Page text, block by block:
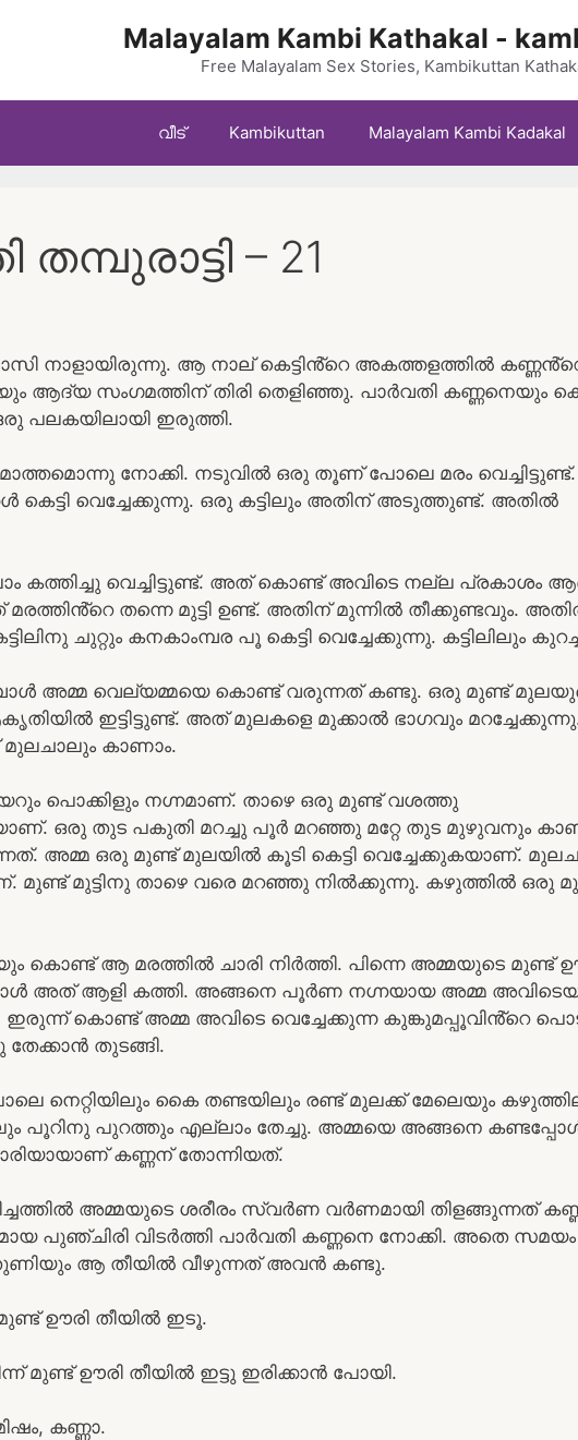
Malayalam Kambi Kathakal -
Free Malayalam Sex Stories, Kambikuttan
വീട് Kambikuttan Malayalam Kambi Kadakal
തമ്പുരാട്ടി – 21
നാളായിരുന്നു. ആ നാല് കെട്ടിൻ്റെ അകത്തളത്തിൽ
ആദ്യ സംഗമത്തിന് തിരി തെളിഞ്ഞു. പാർവതി കണ്ണനെയും
പലകയിലായി ഇരുത്തി.
നോക്കി. നടുവിൽ ഒരു തൂണ് പോലെ മരം
കെട്ടി വെച്ചേക്കുന്നു. ഒരു കട്ടിലും അതിന് അടുത്തുണ്ട്. അതിൽ
കത്തിച്ചു വെച്ചിട്ടുണ്ട്. അത് കൊണ്ട് അവിടെ നല്ല
തന്നെ മുട്ടി ഉണ്ട്. അതിന് മുന്നിൽ തീക്കുണ്ടവും.
ചുറ്റും കനകാംമ്പര പൂ കെട്ടി വെച്ചേക്കുന്നു. കട്ടിലിലും
അമ്മ വെല്യമ്മയെ കൊണ്ട് വരുന്നത് കണ്ടു. ഒരു മുണ്ട്
ഇട്ടിട്ടുണ്ട്. അത് മുലകളെ മുക്കാൽ ഭാഗവും
കാണാം.
പൊക്കിളും നഗ്നമാണ്. താഴെ ഒരു മുണ്ട് വശത്തു
ഒരു തുട പകുതി മറച്ചു പൂർ മറഞ്ഞു മറ്റേ തുട മുഴുവനും
അമ്മ ഒരു മുണ്ട് മുലയിൽ കൂടി കെട്ടി വെച്ചേക്കുകയാണ്.
മുണ്ട് മുട്ടിനു താഴെ വരെ മറഞ്ഞു നിൽക്കുന്നു. കഴുത്തിൽ ഒരു
കൊണ്ട് ആ മരത്തിൽ ചാരി നിർത്തി. പിന്നെ അമ്മയുടെ മുണ്ട്
അത് ആളി കത്തി. അങ്ങനെ പൂർണ നഗ്നയായ അമ്മ
ഇരുന്ന് കൊണ്ട് അമ്മ അവിടെ വെച്ചേക്കുന്ന കുങ്കുമപ്പൂവിൻ്റെ
തുടങ്ങി.
നെറ്റിയിലും കൈ തണ്ടയിലും രണ്ട് മുലക്ക് മേലെയും
പൂറിനു പുറത്തും എല്ലാം തേച്ചു. അമ്മയെ അങ്ങനെ
കണ്ണന് തോന്നിയത്.
അമ്മയുടെ ശരീരം സ്വർണ വർണമായി തിളങ്ങുന്നത്
പുഞ്ചിരി വിടർത്തി പാർവതി കണ്ണനെ നോക്കി. അതെ സമയം
ആ തീയിൽ വീഴുന്നത് അവൻ കണ്ടു.
ഊരി തീയിൽ ഇടൂ.
മുണ്ട് ഊരി തീയിൽ ഇട്ടു ഇരിക്കാൻ പോയി.
കണ്ണാ.